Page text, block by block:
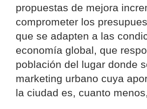
propuestas de mejora
comprometer los
que se adapten a las
economía global, que
población del lugar donde
marketing urbano cuya
la ciudad es, cuanto